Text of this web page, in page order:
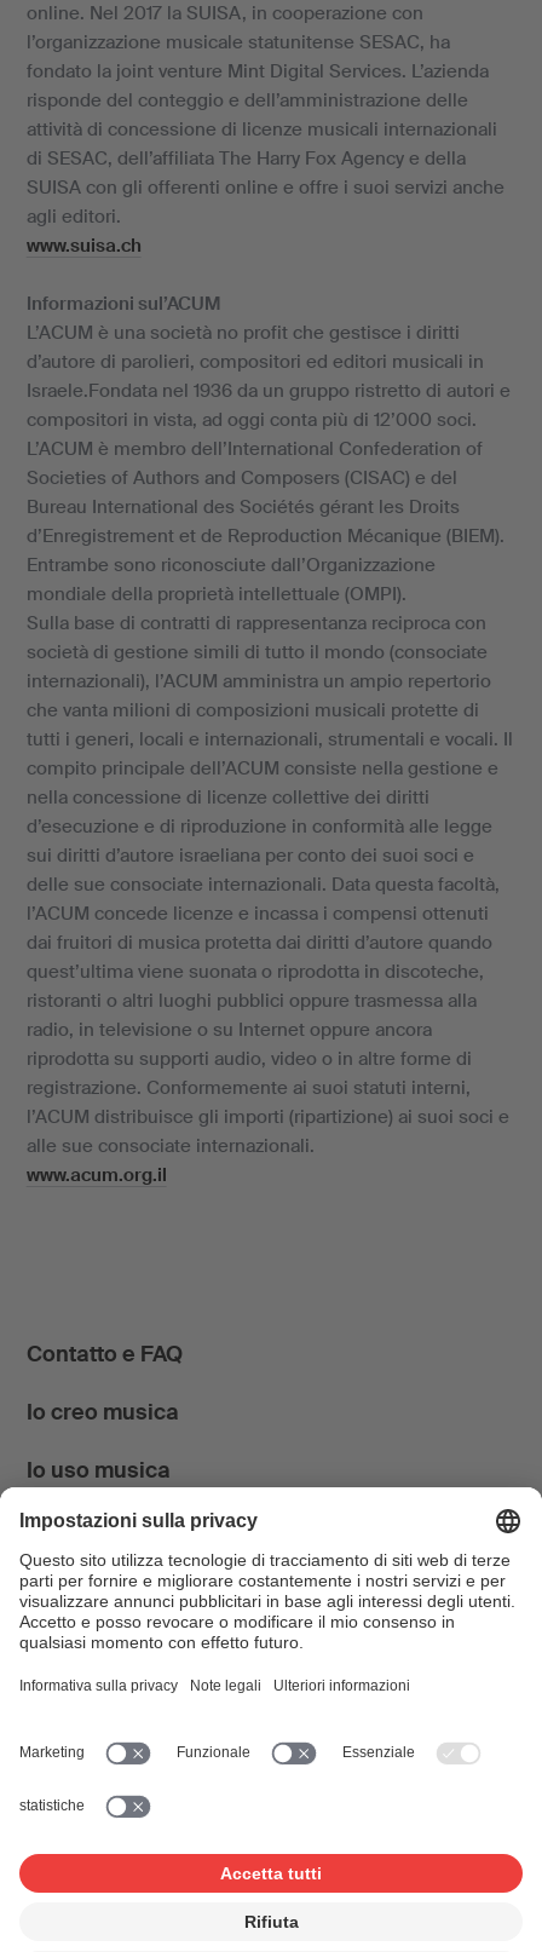
online. Nel 2017 la SUISA, in cooperazione con
l’organizzazione musicale statunitense SESAC, ha
fondato la joint venture Mint Digital Services. L’azienda
risponde del conteggio e dell’amministrazione delle
attività di concessione di licenze musicali internazionali
di SESAC, dell’affiliata The Harry Fox Agency e della
SUISA con gli offerenti online e offre i suoi servizi anche
agli editori.
www.suisa.ch
Informazioni sul’ACUM
L’ACUM è una società no profit che gestisce i diritti
d’autore di parolieri, compositori ed editori musicali in
Israele.Fondata nel 1936 da un gruppo ristretto di autori e
compositori in vista, ad oggi conta più di 12’000 soci.
L’ACUM è membro dell’International Confederation of
Societies of Authors and Composers (CISAC) e del
Bureau International des Sociétés gérant les Droits
d’Enregistrement et de Reproduction Mécanique (BIEM).
Entrambe sono riconosciute dall’Organizzazione
mondiale della proprietà intellettuale (OMPI).
Sulla base di contratti di rappresentanza reciproca con
società di gestione simili di tutto il mondo (consociate
internazionali), l’ACUM amministra un ampio repertorio
che vanta milioni di composizioni musicali protette di
tutti i generi, locali e internazionali, strumentali e vocali. Il
compito principale dell’ACUM consiste nella gestione e
nella concessione di licenze collettive dei diritti
d’esecuzione e di riproduzione in conformità alle legge
sui diritti d’autore israeliana per conto dei suoi soci e
delle sue consociate internazionali. Data questa facoltà,
l’ACUM concede licenze e incassa i compensi ottenuti
dai fruitori di musica protetta dai diritti d’autore quando
quest’ultima viene suonata o riprodotta in discoteche,
ristoranti o altri luoghi pubblici oppure trasmessa alla
radio, in televisione o su Internet oppure ancora
riprodotta su supporti audio, video o in altre forme di
registrazione. Conformemente ai suoi statuti interni,
l’ACUM distribuisce gli importi (ripartizione) ai suoi soci e
alle sue consociate internazionali.
www.acum.org.il
Contatto e FAQ
Io creo musica
Io uso musica
News & Agenda
FONDATION SUISA ↗
FacebookInstagram YouTube
Blog
© 2026 SUISA